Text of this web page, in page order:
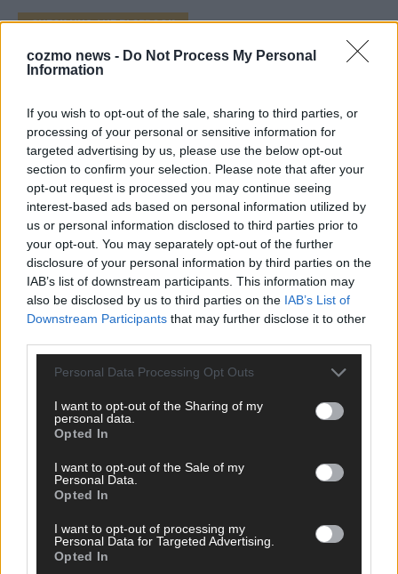
cozmo news - Do Not Process My Personal
Information
If you wish to opt-out of the sale, sharing to third parties, or
processing of your personal or sensitive information for
targeted advertising by us, please use the below opt-out
section to confirm your selection. Please note that after your
opt-out request is processed you may continue seeing
interest-based ads based on personal information utilized by
us or personal information disclosed to third parties prior to
your opt-out. You may separately opt-out of the further
disclosure of your personal information by third parties on the
IAB’s list of downstream participants. This information may
also be disclosed by us to third parties on the IAB’s List of
Downstream Participants that may further disclose it to other
Personal Data Processing Opt Outs
I want to opt-out of the Sharing of my
personal data.
Opted In
I want to opt-out of the Sale of my
Personal Data.
Opted In
I want to opt-out of processing my
Personal Data for Targeted Advertising.
Opted In
CHECK UNS AUF FACEBOOK
AD
Politik & Co
Money Matters
Tipps & Tricks
Brainpower